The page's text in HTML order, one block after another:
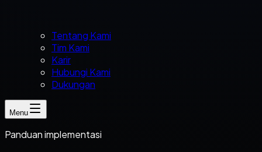
Tentang Kami
Tim Kami
Karir
Hubungi Kami
Dukungan
Menu
Panduan implementasi